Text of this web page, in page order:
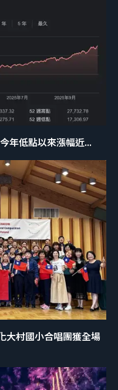
年低點以來漲幅近...
大村國小合唱團獲全場